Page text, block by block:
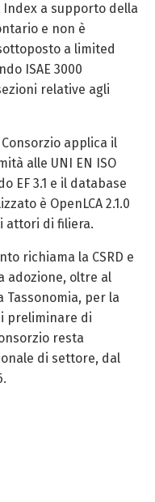
Index a supporto della
e non è
a limited
ISAE 3000
relative agli
applica il
alle UNI EN ISO
EF 3.1 e il database
è OpenLCA 2.1.0
attori di filiera.
richiama la CSRD e
adozione, oltre al
Tassonomia, per la
preliminare di
resta
di settore, dal